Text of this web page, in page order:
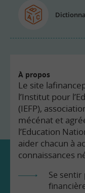
À propos
Le site
l’Institut pour
(IEFP),
mécénat et
l’Education
aider chacun à
connaissances
Se sentir